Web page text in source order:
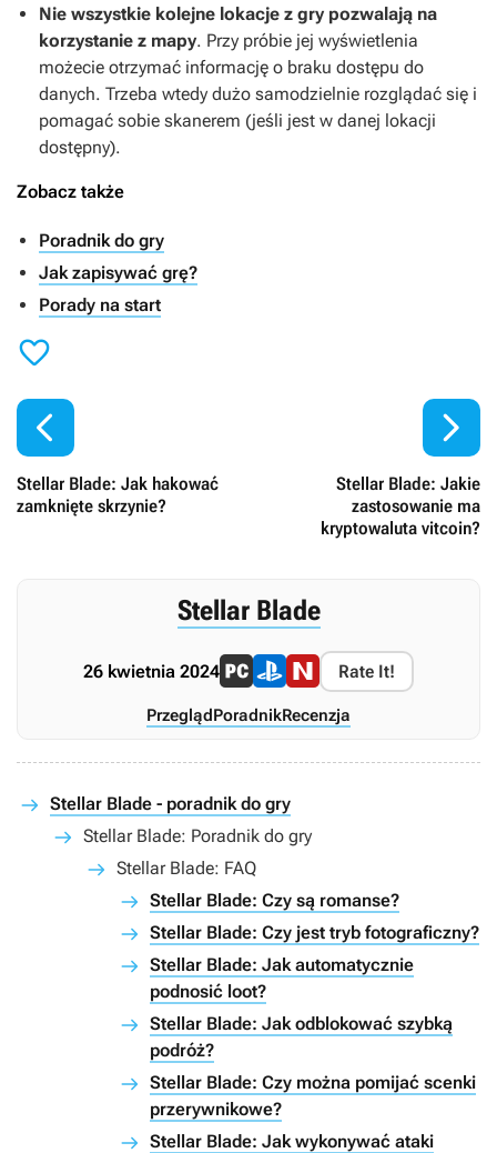
Nie wszystkie kolejne lokacje z gry pozwalają na
korzystanie z mapy. Przy próbie jej wyświetlenia
możecie otrzymać informację o braku dostępu do
danych. Trzeba wtedy dużo samodzielnie rozglądać się i
pomagać sobie skanerem (jeśli jest w danej lokacji
dostępny).
Zobacz także
Poradnik do gry
Jak zapisywać grę?
Porady na start


Stellar Blade: Jak hakować
zamknięte skrzynie?
Stellar Blade: Jakie
zastosowanie ma
kryptowaluta vitcoin?

Stellar Blade
26 kwietnia 2024 Rate It!
PrzeglądPoradnikRecenzja
Stellar Blade - poradnik do gry
Stellar Blade: Poradnik do gry
Stellar Blade: FAQ
Stellar Blade: Czy są romanse?
Stellar Blade: Czy jest tryb fotograficzny?
Stellar Blade: Jak automatycznie
podnosić loot?
Stellar Blade: Jak odblokować szybką
podróż?
Stellar Blade: Czy można pomijać scenki
przerywnikowe?
Stellar Blade: Jak wykonywać ataki